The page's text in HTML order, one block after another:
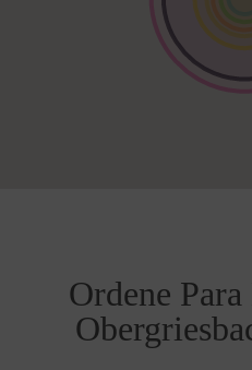
Ordene